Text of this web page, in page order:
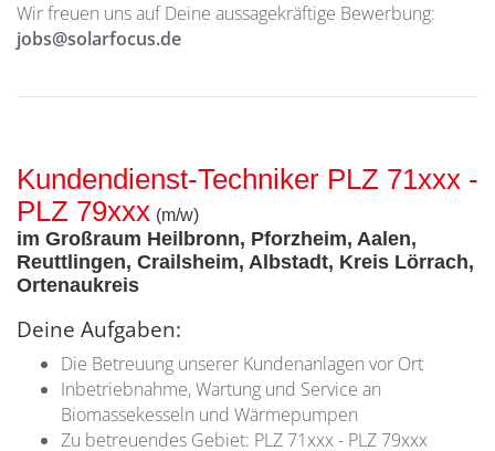
Wir freuen uns auf Deine aussagekräftige Bewerbung:
jobs@solarfocus.de
Kundendienst-Techniker PLZ 71xxx -
PLZ 79xxx (m/w)
im Großraum Heilbronn, Pforzheim, Aalen,
Reuttlingen, Crailsheim, Albstadt, Kreis Lörrach,
Ortenaukreis
Deine Aufgaben:
Die Betreuung unserer Kundenanlagen vor Ort
Inbetriebnahme, Wartung und Service an
Biomassekesseln und Wärmepumpen
Zu betreuendes Gebiet: PLZ 71xxx - PLZ 79xxx